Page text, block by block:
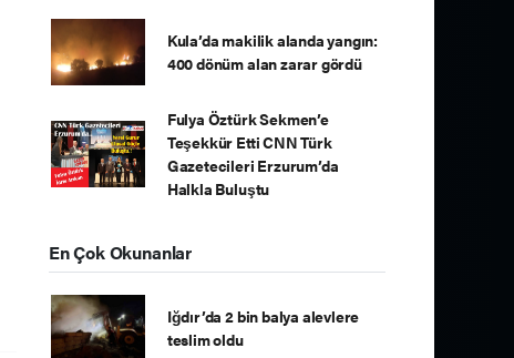
Kula’da makilik alanda yangın:
400 dönüm alan zarar gördü
Fulya Öztürk Sekmen’e
Teşekkür Etti CNN Türk
Gazetecileri Erzurum’da
Halkla Buluştu
En Çok Okunanlar
Iğdır’da 2 bin balya alevlere
teslim oldu